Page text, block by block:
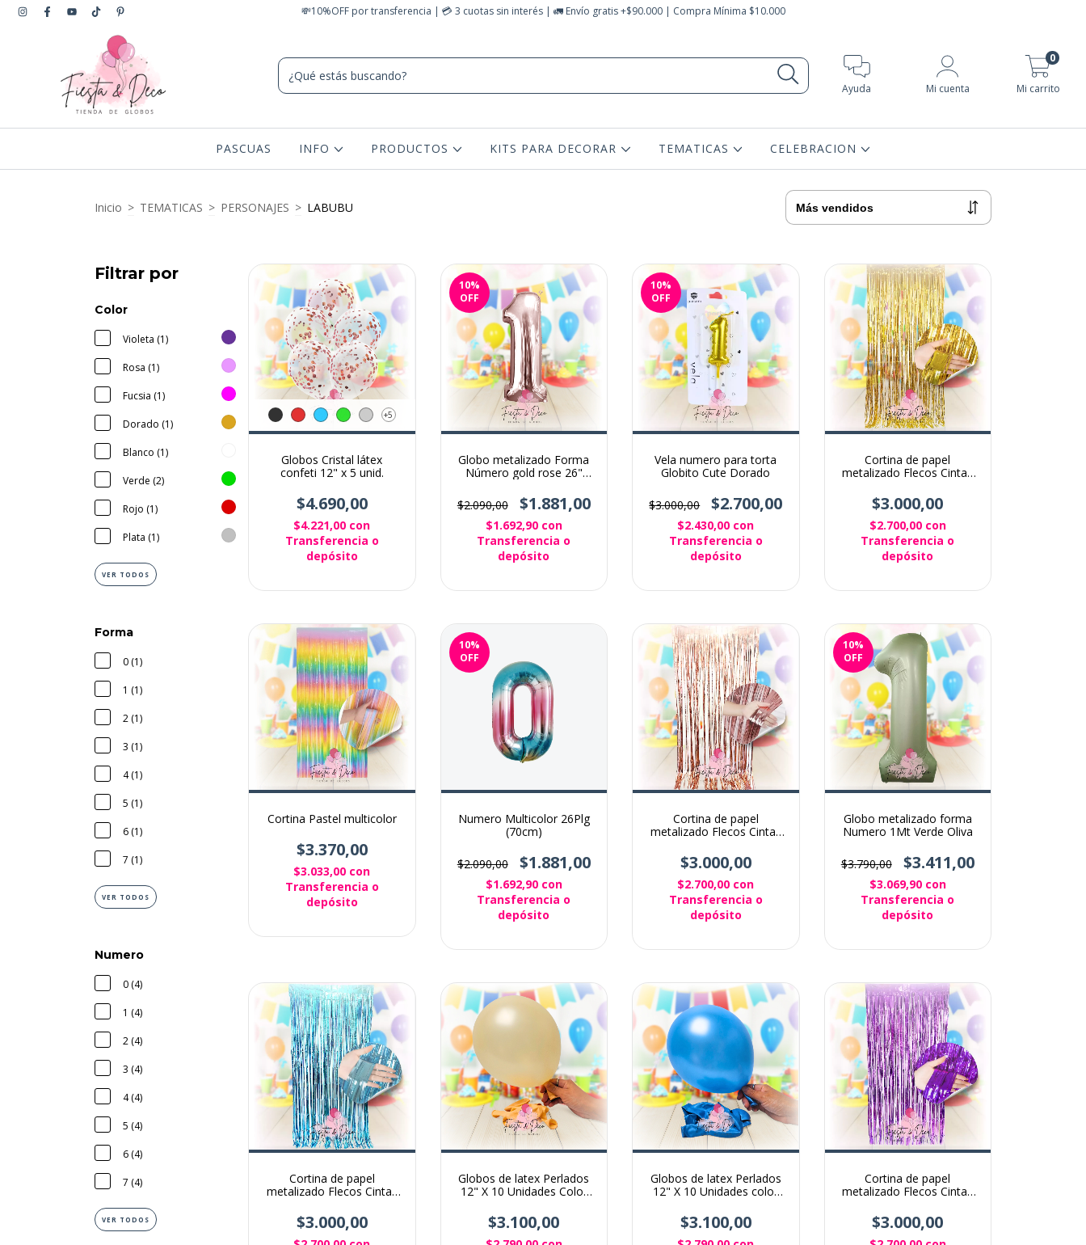
💸10%OFF por transferencia | 💳 3 cuotas sin interés | 🚛 Envío gratis +$90.000 | Compra Mínima $10.000
Ayuda Mi cuenta Mi carrito
0
PASCUAS INFO PRODUCTOS KITS PARA DECORAR TEMATICAS CELEBRACION
Inicio > TEMATICAS > PERSONAJES > LABUBU
Filtrar por
Color
Violeta (1)
Rosa (1)
Fucsia (1)
Dorado (1)
Blanco (1)
Verde (2)
Rojo (1)
Plata (1)
VER TODOS
Forma
0 (1)
1 (1)
2 (1)
3 (1)
4 (1)
5 (1)
6 (1)
7 (1)
VER TODOS
Numero
0 (4)
1 (4)
2 (4)
3 (4)
4 (4)
5 (4)
6 (4)
7 (4)
VER TODOS
+5
Globos Cristal látex
confeti 12" x 5 unid.
$4.690,00
$4.221,00 con
Transferencia o
depósito
10%
OFF
Globo metalizado Forma
Número gold rose 26"
$2.090,00
$1.881,00
$1.692,90 con
Transferencia o
depósito
10%
OFF
Vela numero para torta
Globito Cute Dorado
$3.000,00 $2.700,00
$2.430,00 con
Transferencia o
depósito
Cortina de papel
metalizado Flecos Cintas
$3.000,00
$2.700,00 con
Transferencia o
depósito
Cortina Pastel multicolor
$3.370,00
$3.033,00 con
Transferencia o
depósito
10%
OFF
Numero Multicolor 26Plg
(70cm)
$2.090,00 $1.881,00
$1.692,90 con
Transferencia o
depósito
Cortina de papel
metalizado Flecos Cintas
$3.000,00
$2.700,00 con
Transferencia o
depósito
10%
OFF
Globo metalizado forma
Numero 1Mt Verde Oliva
$3.790,00 $3.411,00
$3.069,90 con
Transferencia o
depósito
Cortina de papel
metalizado Flecos Cintas
$3.000,00
Globos de latex Perlados
12" X 10 Unidades Color
$3.100,00
Globos de latex Perlados
12" X 10 Unidades color
$3.100,00
Cortina de papel
metalizado Flecos Cintas
$3.000,00